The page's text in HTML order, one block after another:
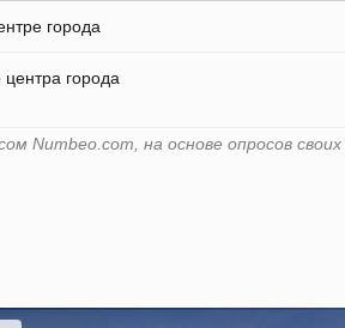
города
города
Numbeo.com, на основе опросов